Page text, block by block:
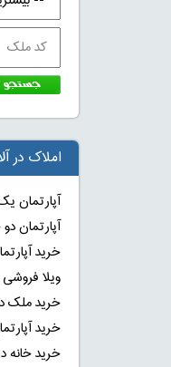
املاک در
آپارتمان
آپارتمان
خرید
ویلا فروشی
خرید ملک در
خرید
خرید خانه